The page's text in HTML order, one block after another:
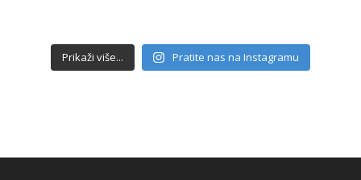
Prikaži više... Pratite nas na Instagramu